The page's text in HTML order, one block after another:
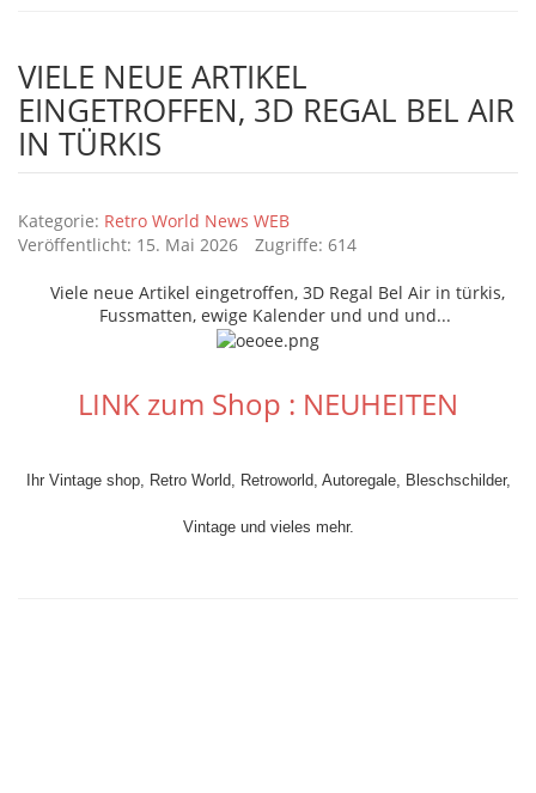
VIELE NEUE ARTIKEL
EINGETROFFEN, 3D REGAL BEL AIR
IN TÜRKIS
Details
Kategorie: Retro World News WEB
Veröffentlicht: 15. Mai 2026
Zugriffe: 614
Viele neue Artikel eingetroffen, 3D Regal Bel Air in türkis,
Fussmatten, ewige Kalender und und und...
LINK zum Shop : NEUHEITEN
Ihr Vintage shop, Retro World, Retroworld, Autoregale, Bleschschilder,
Vintage und vieles mehr.